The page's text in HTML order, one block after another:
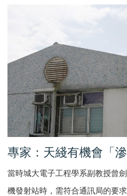
專家：天綫有機會「
當時城大電子工程學系副教授曾
機發射站時，需符合通訊局的要